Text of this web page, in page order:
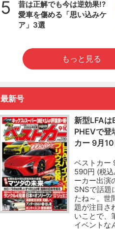
5
昔は正解でも今は逆効果!?
愛車を傷める「思い込みケ
ア」3選
もっと見る
最新号
新型LFAは
PHEVで登
カー 9月10
ベストカー
590円 (税
ーカー出演
SNSで話題
たね～。世
題が注目さ
いことで、
イベントな